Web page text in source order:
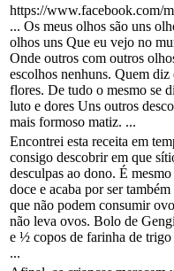
https://www.facebook.com/
... Os meus olhos são uns
olhos uns Que eu vejo no
Onde outros com outros
escolhos nenhuns. Quem diz
flores. De tudo o mesmo se
luto e dores Uns outros
mais formoso matiz. ...
Encontrei esta receita em
consigo descobrir em que
desculpas ao dono. É
doce e acaba por ser
que não podem consumir
não leva ovos. Bolo de
e ½ copos de farinha de
...